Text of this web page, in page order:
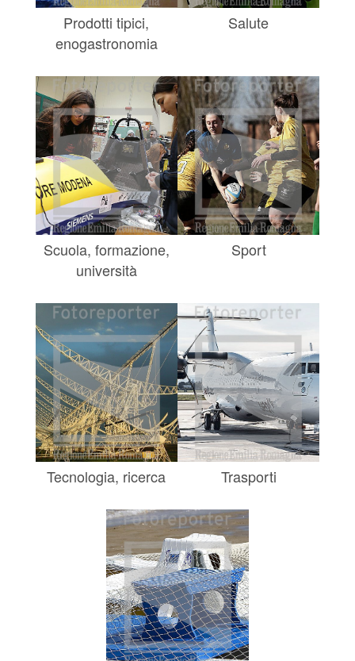
Prodotti tipici,
enogastronomia
Salute
Scuola, formazione,
università
Sport
Tecnologia, ricerca Trasporti